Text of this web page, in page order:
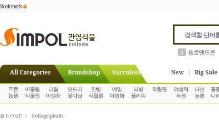
Bookmark
5 안스리움
All Categories Brandshop Succulent New Big Sale
푸른
농원
어울림
식물원
미림
야생화
오드리
꽃마당
한빛
식물원
예일
야생화
리빙
플라워
학림원
야생화
녹원
다선
농원
꽃
나
> Foliage plants